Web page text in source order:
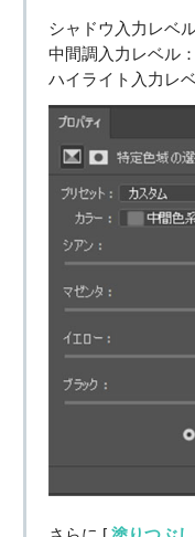
シャドウ入力レベ
中間調入力レベル
ハイライト入力レ